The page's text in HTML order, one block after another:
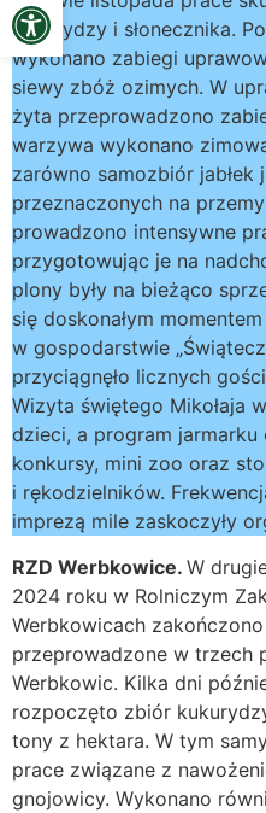
kukurydzy i słonecznika.
wykonano zabiegi
siewy zbóż ozimych. W
żyta przeprowadzono
warzywa wykonano
zarówno samozbiór jabłek
przeznaczonych na
prowadzono intensywne
przygotowując je na
plony były na bieżąco
się doskonałym
w gospodarstwie
przyciągnęło licznych
Wizyta świętego Mikołaja
dzieci, a program jarmarku
konkursy, mini zoo oraz
i rękodzielników.
imprezą mile zaskoczyły
RZD Werbkowice. W
2024 roku w Rolniczym
Werbkowicach
przeprowadzone w trzech
Werbkowic. Kilka dni
rozpoczęto zbiór
tony z hektara. W tym
prace związane z
gnojowicy. Wykonano